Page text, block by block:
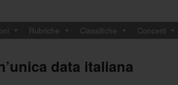
Rubriche Classifiche Concerti
data italiana